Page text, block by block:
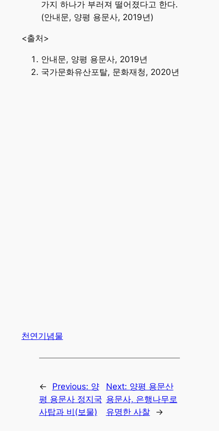
가지 하나가 부러져 떨어졌다고 한다.
(안내문, 양평 용문사, 2019년)
<출처>
안내문, 양평 용문사, 2019년
국가문화유산포탈, 문화재청, 2020년
천연기념물
← Previous: 양
평 용문사 정지국
사탑과 비(보물)
Next: 양평 용문산
용문사, 은행나무로
유명한 사찰
→